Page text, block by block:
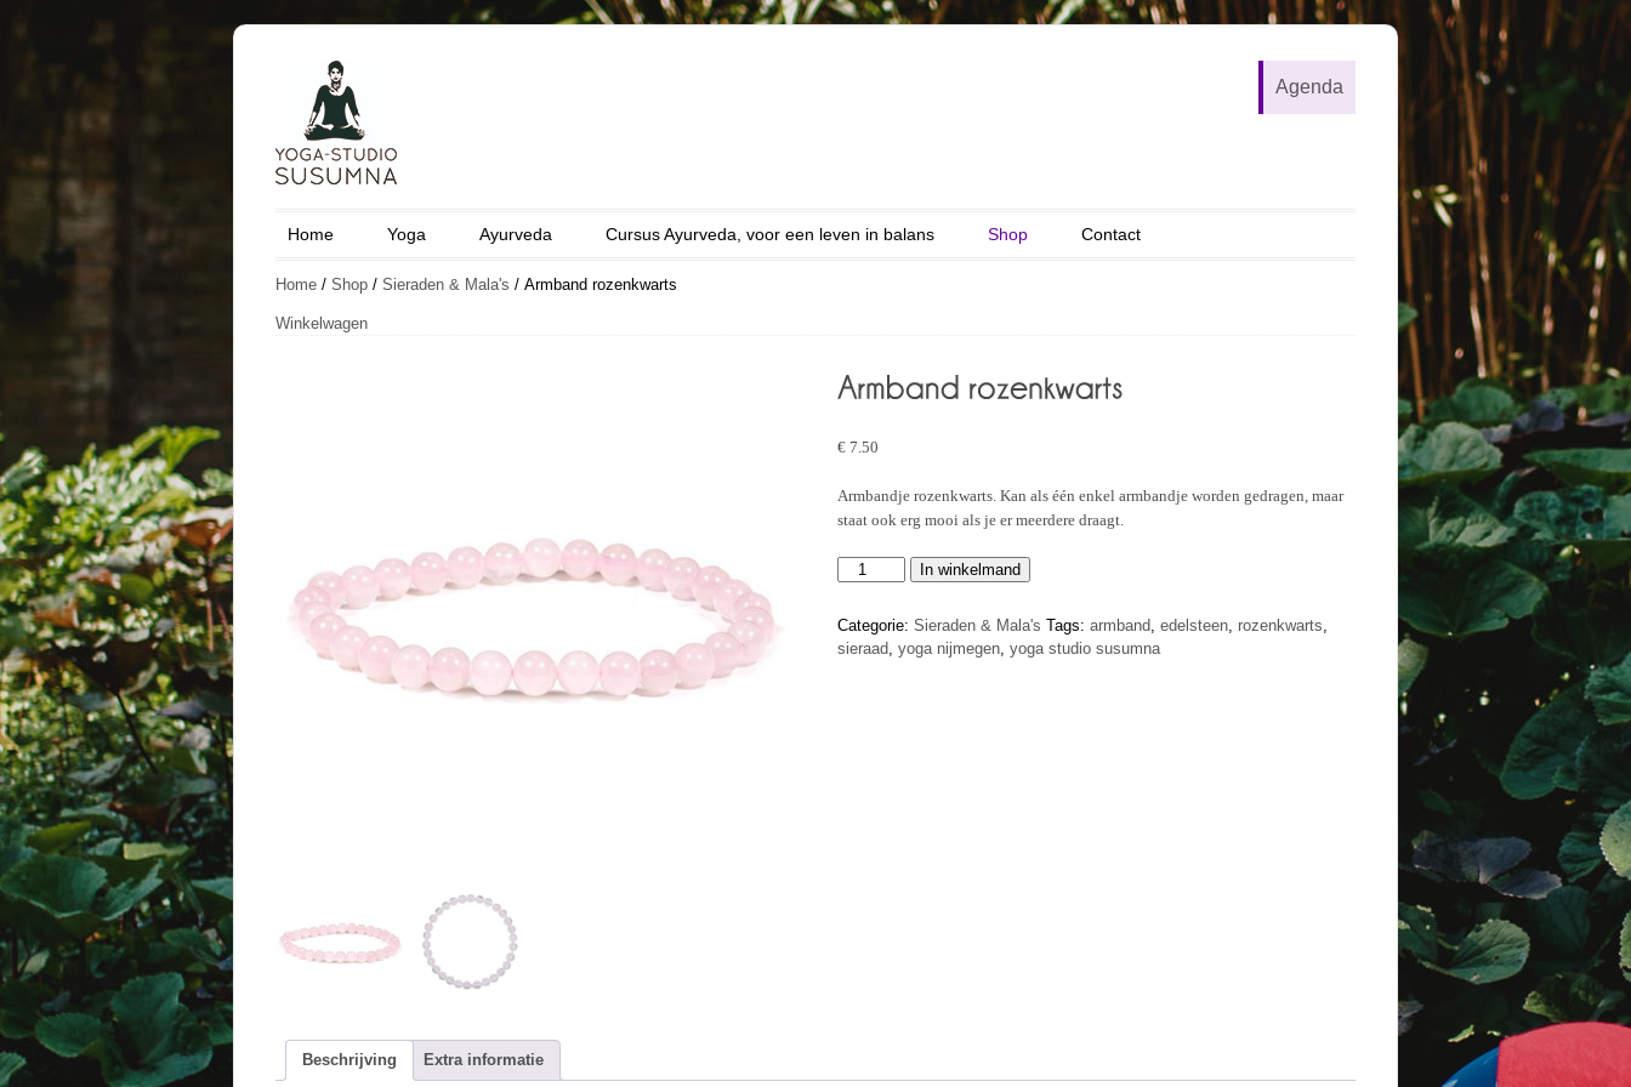
Agenda
Home Yoga Ayurveda Cursus Ayurveda, voor een leven in balans Shop Contact
Home / Shop / Sieraden & Mala's / Armband rozenkwarts
Winkelwagen
€ 7.50
Armbandje rozenkwarts. Kan als één enkel armbandje worden gedragen, maar
staat ook erg mooi als je er meerdere draagt.
Armband
aantal
In winkelmand
Categorie: Sieraden & Mala's Tags: armband, edelsteen, rozenkwarts,
sieraad, yoga nijmegen, yoga studio susumna
Beschrijving Extra informatie